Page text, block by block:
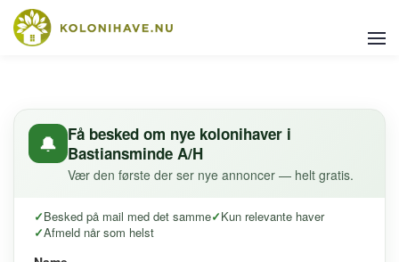
🔔 Få besked om nye kolonihaver i
Bastiansminde A/H
Vær den første der ser nye annoncer — helt gratis.
Besked på mail med det samme
Kun relevante haver
Afmeld når som helst